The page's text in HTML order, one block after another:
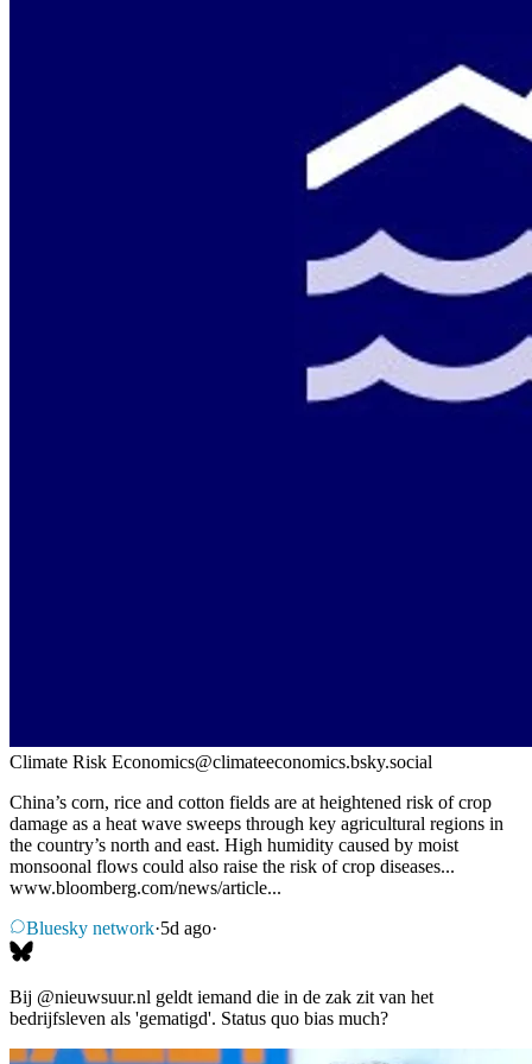
Climate Risk Economics@climateeconomics.bsky.social
China’s corn, rice and cotton fields are at heightened risk of crop
damage as a heat wave sweeps through key agricultural regions in
the country’s north and east. High humidity caused by moist
monsoonal flows could also raise the risk of crop diseases...
www.bloomberg.com/news/article...
Bluesky network·5d ago·
Bij @nieuwsuur.nl geldt iemand die in de zak zit van het
bedrijfsleven als 'gematigd'. Status quo bias much?